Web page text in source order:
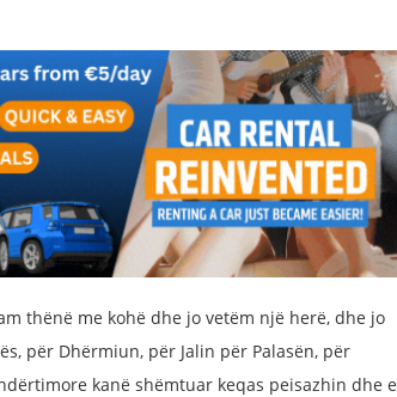
thënë me kohë dhe jo vetëm një herë, dhe jo
për Dhërmiun, për Jalin për Palasën, për
kanë shëmtuar keqas peisazhin dhe e